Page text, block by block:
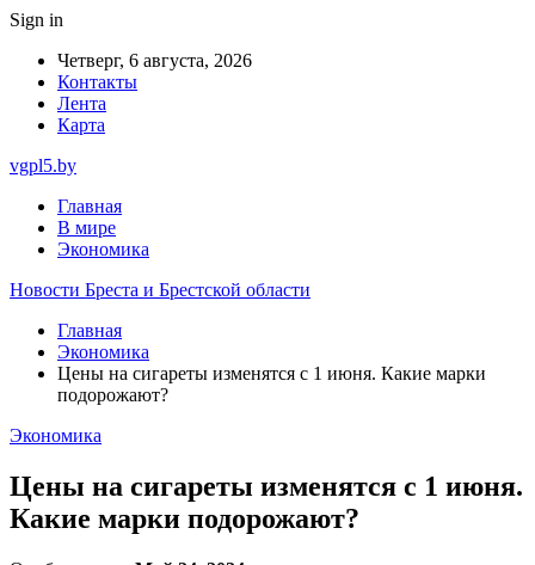
Sign in
Четверг, 6 августа, 2026
Контакты
Лента
Карта
vgpl5.by
Главная
В мире
Экономика
Новости Бреста и Брестской области
Главная
Экономика
Цены на сигареты изменятся с 1 июня. Какие марки
подорожают?
Экономика
Цены на сигареты изменятся с 1 июня.
Какие марки подорожают?